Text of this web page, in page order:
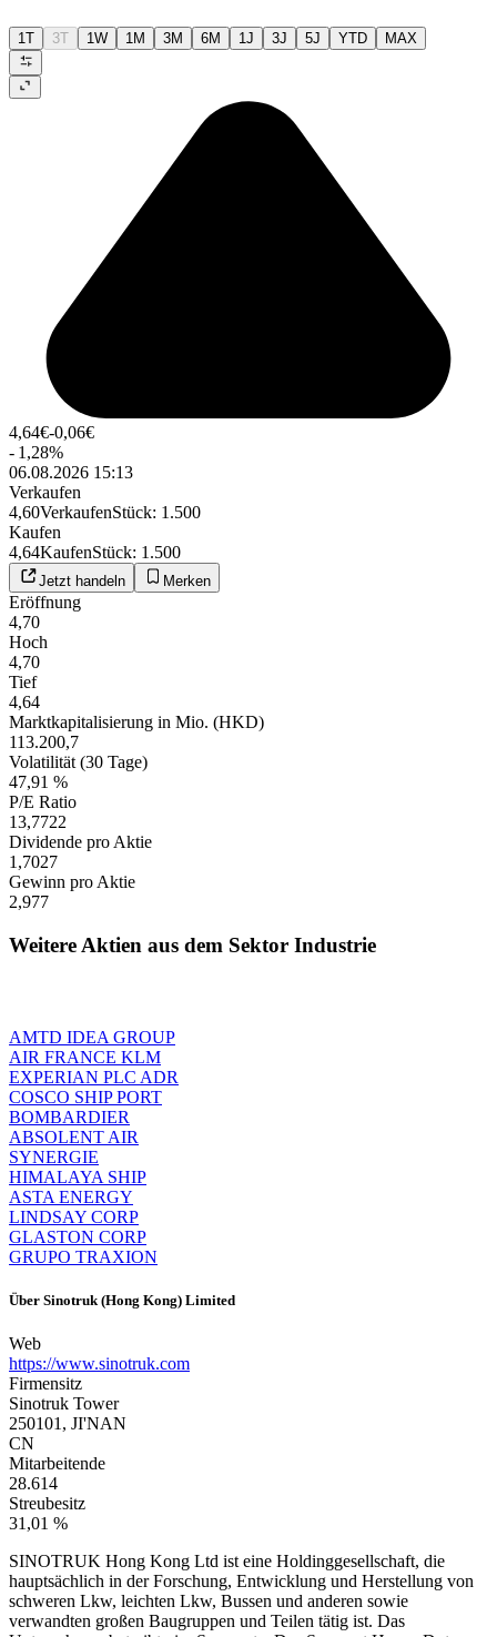
1T 3T 1W 1M 3M 6M 1J 3J 5J YTD MAX
4,64€-0,06€
- 1,28%
06.08.2026 15:13
Verkaufen
4,60VerkaufenStück: 1.500
Kaufen
4,64KaufenStück: 1.500
Jetzt handeln Merken
Eröffnung
4,70
Hoch
4,70
Tief
4,64
Marktkapitalisierung in Mio. (HKD)
113.200,7
Volatilität (30 Tage)
47,91 %
P/E Ratio
13,7722
Dividende pro Aktie
1,7027
Gewinn pro Aktie
2,977
Weitere Aktien aus dem Sektor Industrie
AMTD IDEA GROUP
AIR FRANCE KLM
EXPERIAN PLC ADR
COSCO SHIP PORT
BOMBARDIER
ABSOLENT AIR
SYNERGIE
HIMALAYA SHIP
ASTA ENERGY
LINDSAY CORP
GLASTON CORP
GRUPO TRAXION
Über Sinotruk (Hong Kong) Limited
Web
https://www.sinotruk.com
Firmensitz
Sinotruk Tower
250101, JI'NAN
CN
Mitarbeitende
28.614
Streubesitz
31,01 %
SINOTRUK Hong Kong Ltd ist eine Holdinggesellschaft, die
hauptsächlich in der Forschung, Entwicklung und Herstellung von
schweren Lkw, leichten Lkw, Bussen und anderen sowie
verwandten großen Baugruppen und Teilen tätig ist. Das